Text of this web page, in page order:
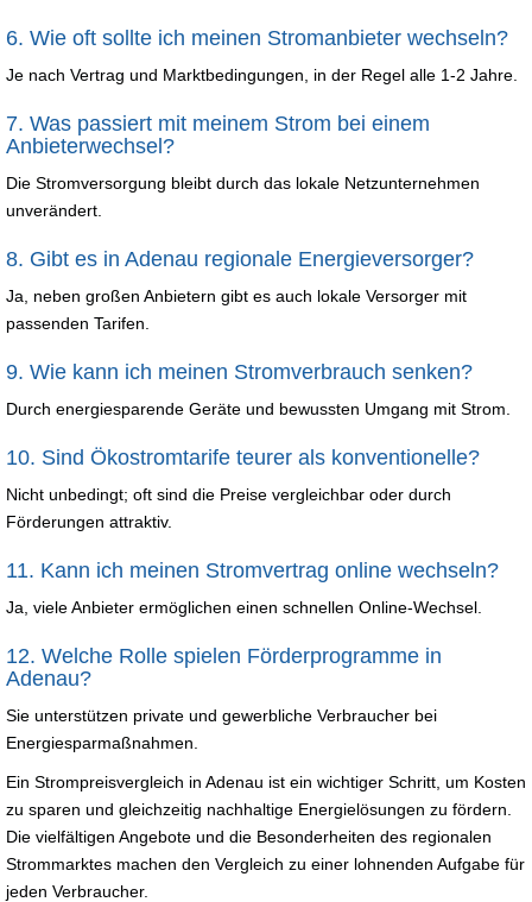
6. Wie oft sollte ich meinen Stromanbieter wechseln?
Je nach Vertrag und Marktbedingungen, in der Regel alle 1-2 Jahre.
7. Was passiert mit meinem Strom bei einem
Anbieterwechsel?
Die Stromversorgung bleibt durch das lokale Netzunternehmen
unverändert.
8. Gibt es in Adenau regionale Energieversorger?
Ja, neben großen Anbietern gibt es auch lokale Versorger mit
passenden Tarifen.
9. Wie kann ich meinen Stromverbrauch senken?
Durch energiesparende Geräte und bewussten Umgang mit Strom.
10. Sind Ökostromtarife teurer als konventionelle?
Nicht unbedingt; oft sind die Preise vergleichbar oder durch
Förderungen attraktiv.
11. Kann ich meinen Stromvertrag online wechseln?
Ja, viele Anbieter ermöglichen einen schnellen Online-Wechsel.
12. Welche Rolle spielen Förderprogramme in
Adenau?
Sie unterstützen private und gewerbliche Verbraucher bei
Energiesparmaßnahmen.
Ein Strompreisvergleich in Adenau ist ein wichtiger Schritt, um Kosten
zu sparen und gleichzeitig nachhaltige Energielösungen zu fördern.
Die vielfältigen Angebote und die Besonderheiten des regionalen
Strommarktes machen den Vergleich zu einer lohnenden Aufgabe für
jeden Verbraucher.